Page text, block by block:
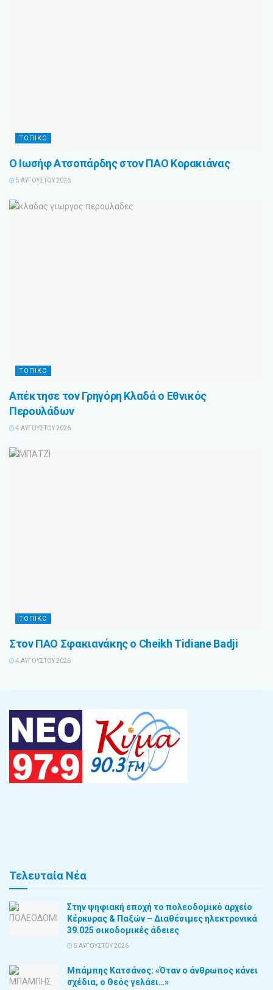
ΤΟΠΙΚΟ
Ο Ιωσήφ Ατσοπάρδης στον ΠΑΟ Κορακιάνας
5 ΑΥΓΟΎΣΤΟΥ 2026
ΤΟΠΙΚΟ
Απέκτησε τον Γρηγόρη Κλαδά ο Εθνικός
Περουλάδων
4 ΑΥΓΟΎΣΤΟΥ 2026
ΤΟΠΙΚΟ
Στον ΠΑΟ Σφακιανάκης ο Cheikh Tidiane Badji
4 ΑΥΓΟΎΣΤΟΥ 2026
Τελευταία Νέα
Στην ψηφιακή εποχή το πολεοδομικό αρχείο
Κέρκυρας & Παξών – Διαθέσιμες ηλεκτρονικά
39.025 οικοδομικές άδειες
5 ΑΥΓΟΎΣΤΟΥ 2026
Μπάμπης Κατσάνος: «Όταν ο άνθρωπος κάνει
σχέδια, ο Θεός γελάει…»